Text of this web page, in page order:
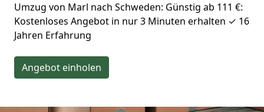
Umzug von Marl nach Schweden: Günstig ab 111 €:
Kostenloses Angebot in nur 3 Minuten erhalten ✓ 16
Jahren Erfahrung
Angebot einholen